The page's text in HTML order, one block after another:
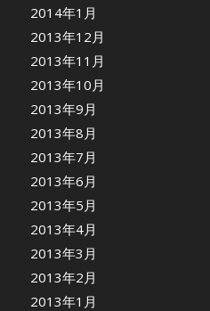
2014年1月
2013年12月
2013年11月
2013年10月
2013年9月
2013年8月
2013年7月
2013年6月
2013年5月
2013年4月
2013年3月
2013年2月
2013年1月